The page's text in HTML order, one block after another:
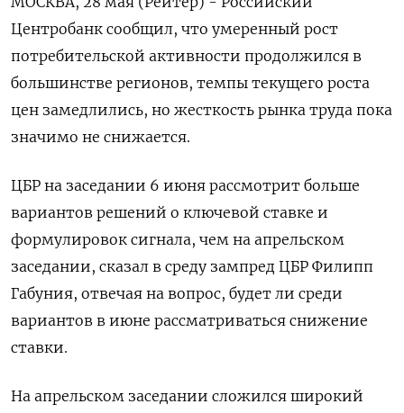
Центробанк сообщил, что умеренный рост
потребительской активности продолжился в
большинстве регионов, темпы текущего роста
цен замедлились, но жесткость рынка труда пока
значимо не снижается.
ЦБР на заседании 6 июня рассмотрит больше
вариантов решений о ключевой ставке и
формулировок сигнала, чем на апрельском
заседании, сказал в среду зампред ЦБР Филипп
Габуния, отвечая на вопрос, будет ли среди
вариантов в июне рассматриваться снижение
ставки.
На апрельском заседании сложился широкий